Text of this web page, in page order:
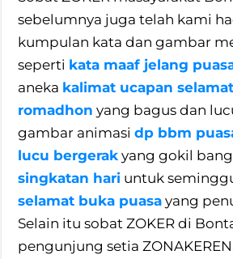
sebelumnya juga telah kami
kumpulan kata dan gambar
seperti kata maaf jelang
aneka kalimat ucapan
romadhon yang bagus dan
gambar animasidp bbm
lucu bergerak yang gokil
singkatan hari untuk
selamat buka puasa yang
Selain itu sobat ZOKER di
pengunjung setia